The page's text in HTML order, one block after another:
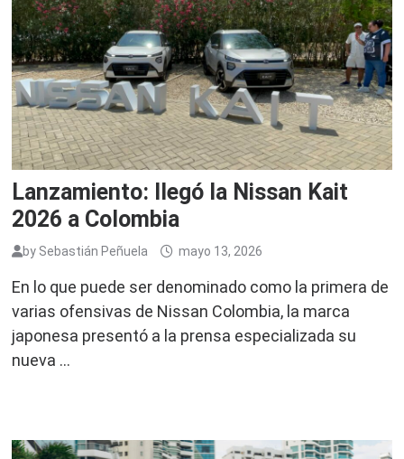
Lanzamiento: llegó la Nissan Kait
2026 a Colombia
by Sebastián Peñuela mayo 13, 2026
En lo que puede ser denominado como la primera de
varias ofensivas de Nissan Colombia, la marca
japonesa presentó a la prensa especializada su
nueva …